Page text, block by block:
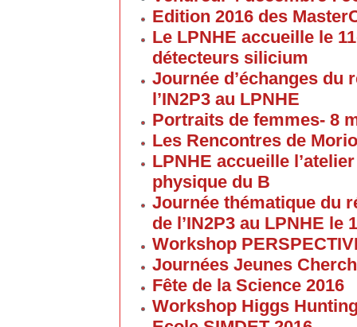
Edition 2016 des
Le LPNHE accueille le
détecteurs silicium
Journée d’échanges du
l’IN2P3 au LPNHE
Portraits de femmes- 8
Les Rencontres de
LPNHE accueille
physique du B
Journée thématique du
de l’IN2P3 au LPNHE le
Workshop
Journées Jeunes
Fête de la Science 2016
Workshop Higgs